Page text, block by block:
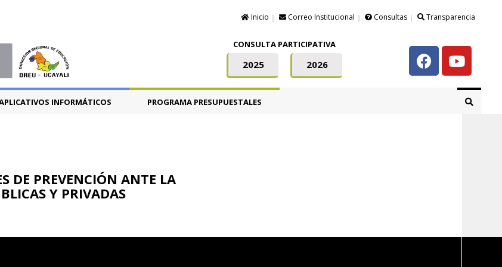
Inicio Correo Institucional Consultas Transparencia
CONSULTA PARTICIPATIVA
2025 2026
INFORMÁTICOS PROGRAMA PRESUPUESTALES
DE PREVENCIÓN ANTE LA
Y PRIVADAS